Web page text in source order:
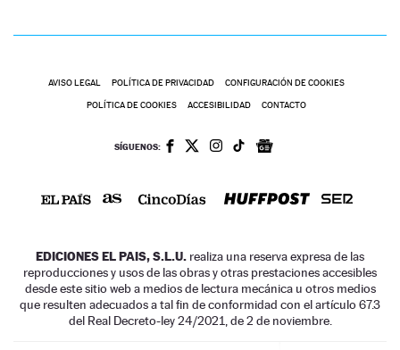
AVISO LEGAL POLÍTICA DE PRIVACIDAD CONFIGURACIÓN DE COOKIES
POLÍTICA DE COOKIES ACCESIBILIDAD CONTACTO
SÍGUENOS:
EDICIONES EL PAIS, S.L.U. realiza una reserva expresa de las
reproducciones y usos de las obras y otras prestaciones accesibles
desde este sitio web a medios de lectura mecánica u otros medios
que resulten adecuados a tal fin de conformidad con el artículo 67.3
del Real Decreto-ley 24/2021, de 2 de noviembre.